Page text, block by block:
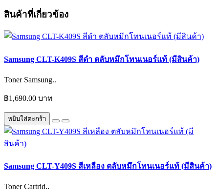
สินค้าที่เกี่ยวข้อง
Samsung CLT-K409S สีดำ ตลับหมึกโทนเนอร์แท้ (มีสินค้า)
Toner Samsung..
฿1,690.00 บาท
หยิบใส่ตะกร้า
Samsung CLT-Y409S สีเหลือง ตลับหมึกโทนเนอร์แท้ (มีสินค้า)
Toner Cartrid..